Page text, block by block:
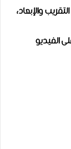
والإبعاد،
الفيديو